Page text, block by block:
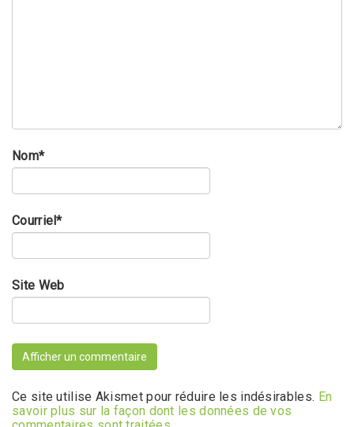
Nom*
Courriel*
Site Web
Ce site utilise Akismet pour réduire les indésirables. En
savoir plus sur la façon dont les données de vos